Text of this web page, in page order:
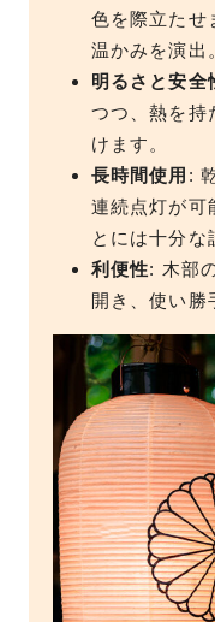
色を際立たせ
温かみを演出
明るさと安全
つつ、熱を持
けます。
長時間使用 :
連続点灯が可
とには十分な
利便性: 木部
開き、使い勝